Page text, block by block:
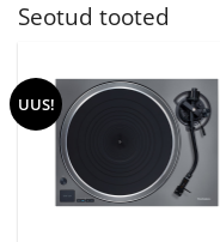
Seotud tooted
UUS!